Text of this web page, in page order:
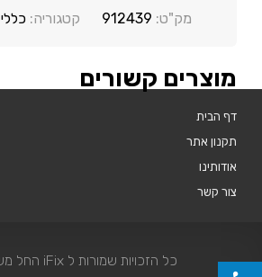
מק"ט: 912439 קטגוריה:כללי
מוצרים קשורים
דף הבית
תקנון אתר
אודותינו
צור קשר
כל הזכויות שמורות ל iFix החל משנת 2020